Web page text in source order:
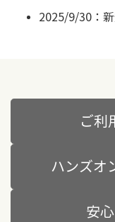
2025/9/30：
ご利
ハンズオ
安